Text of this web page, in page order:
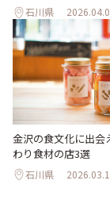
石川県
金沢の食文化に出会
わり食材の店3選
石川県